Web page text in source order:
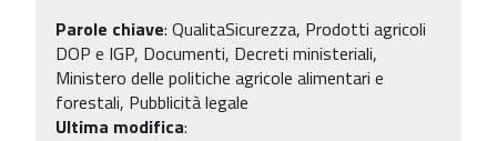
Parole chiave: QualitaSicurezza, Prodotti agricoli
DOP e IGP, Documenti, Decreti ministeriali,
Ministero delle politiche agricole alimentari e
forestali, Pubblicità legale
Ultima modifica: